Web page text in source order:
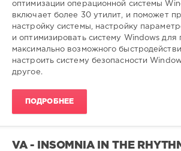
оптимизации операционной системы
включает более 30 утилит, и поможет
настройку системы, настройку
и оптимизировать систему Windows для
максимально возможного
настроить систему безопасности
другое.
ПОДРОБНЕЕ
VA - INSOMNIA IN THE